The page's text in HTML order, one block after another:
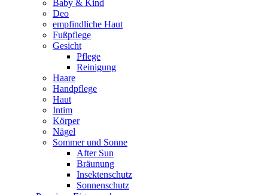
Baby & Kind
Deo
empfindliche Haut
Fußpflege
Gesicht
Pflege
Reinigung
Haare
Handpflege
Haut
Intim
Körper
Nägel
Sommer und Sonne
After Sun
Bräunung
Insektenschutz
Sonnenschutz